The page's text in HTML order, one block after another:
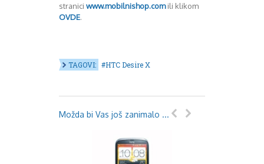
stranici www.mobilnishop.comili klikom
OVDE.
TAGOVI: HTC Desire X
Možda bi Vas još zanimalo ...